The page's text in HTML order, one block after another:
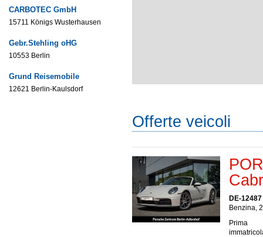
CARBOTEC GmbH
15711 Königs Wusterhausen
Gebr.Stehling oHG
10553 Berlin
Grund Reisemobile
12621 Berlin-Kaulsdorf
Offerte veicoli
DE-
Benzina,
Prima